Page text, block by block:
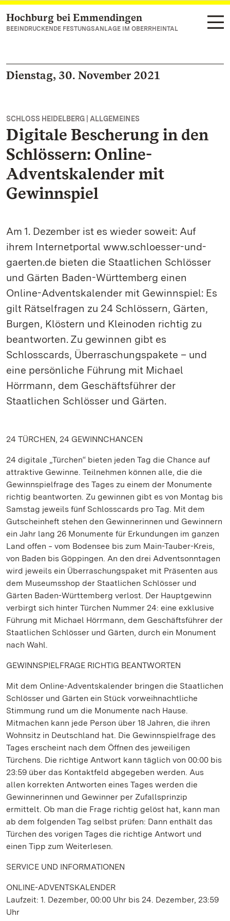
Zum Hauptinhalt springen
Hochburg bei Emmendingen
BEEINDRUCKENDE FESTUNGSANLAGE IM OBERRHEINTAL
Dienstag, 30. November 2021
SCHLOSS HEIDELBERG | ALLGEMEINES
Digitale Bescherung in den
Schlössern: Online-
Adventskalender mit
Gewinnspiel
Am 1. Dezember ist es wieder soweit: Auf
ihrem Internetportal www.schloesser-und-
gaerten.de bieten die Staatlichen Schlösser
und Gärten Baden-Württemberg einen
Online-Adventskalender mit Gewinnspiel: Es
gilt Rätselfragen zu 24 Schlössern, Gärten,
Burgen, Klöstern und Kleinoden richtig zu
beantworten. Zu gewinnen gibt es
Schlosscards, Überraschungspakete – und
eine persönliche Führung mit Michael
Hörrmann, dem Geschäftsführer der
Staatlichen Schlösser und Gärten.
24 TÜRCHEN, 24 GEWINNCHANCEN
24 digitale „Türchen“ bieten jeden Tag die Chance auf
attraktive Gewinne. Teilnehmen können alle, die die
Gewinnspielfrage des Tages zu einem der Monumente
richtig beantworten. Zu gewinnen gibt es von Montag bis
Samstag jeweils fünf Schlosscards pro Tag. Mit dem
Gutscheinheft stehen den Gewinnerinnen und Gewinnern
ein Jahr lang 26 Monumente für Erkundungen im ganzen
Land offen ‒ vom Bodensee bis zum Main-Tauber-Kreis,
von Baden bis Göppingen. An den drei Adventsonntagen
wird jeweils ein Überraschungspaket mit Präsenten aus
dem Museumsshop der Staatlichen Schlösser und
Gärten Baden-Württemberg verlost. Der Hauptgewinn
verbirgt sich hinter Türchen Nummer 24: eine exklusive
Führung mit Michael Hörrmann, dem Geschäftsführer der
Staatlichen Schlösser und Gärten, durch ein Monument
nach Wahl.
GEWINNSPIELFRAGE RICHTIG BEANTWORTEN
Mit dem Online-Adventskalender bringen die Staatlichen
Schlösser und Gärten ein Stück vorweihnachtliche
Stimmung rund um die Monumente nach Hause.
Mitmachen kann jede Person über 18 Jahren, die ihren
Wohnsitz in Deutschland hat. Die Gewinnspielfrage des
Tages erscheint nach dem Öffnen des jeweiligen
Türchens. Die richtige Antwort kann täglich von 00:00 bis
23:59 über das Kontaktfeld abgegeben werden. Aus
allen korrekten Antworten eines Tages werden die
Gewinnerinnen und Gewinner per Zufallsprinzip
ermittelt. Ob man die Frage richtig gelöst hat, kann man
ab dem folgenden Tag selbst prüfen: Dann enthält das
Türchen des vorigen Tages die richtige Antwort und
einen Tipp zum Weiterlesen.
SERVICE UND INFORMATIONEN
ONLINE-ADVENTSKALENDER
Laufzeit: 1. Dezember, 00:00 Uhr bis 24. Dezember, 23:59
Uhr